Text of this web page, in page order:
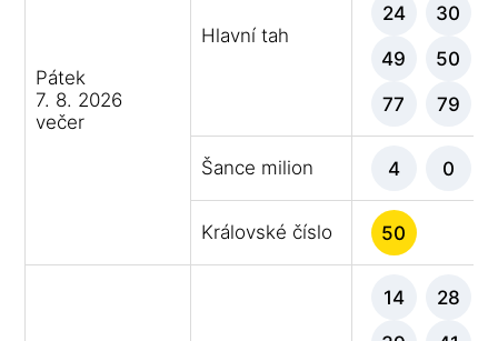
Pátek
7. 8. 2026
večer
Hlavní tah
24 30
49 50
77 79
Šance milion 4 0
Královské číslo 50
14 28